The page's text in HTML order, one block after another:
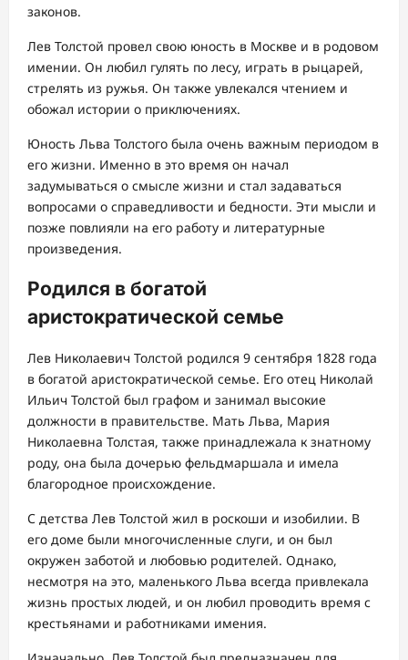
законов.
Лев Толстой провел свою юность в Москве и в родовом
имении. Он любил гулять по лесу, играть в рыцарей,
стрелять из ружья. Он также увлекался чтением и
обожал истории о приключениях.
Юность Льва Толстого была очень важным периодом в
его жизни. Именно в это время он начал
задумываться о смысле жизни и стал задаваться
вопросами о справедливости и бедности. Эти мысли и
позже повлияли на его работу и литературные
произведения.
Родился в богатой
аристократической семье
Лев Николаевич Толстой родился 9 сентября 1828 года
в богатой аристократической семье. Его отец Николай
Ильич Толстой был графом и занимал высокие
должности в правительстве. Мать Льва, Мария
Николаевна Толстая, также принадлежала к знатному
роду, она была дочерью фельдмаршала и имела
благородное происхождение.
С детства Лев Толстой жил в роскоши и изобилии. В
его доме были многочисленные слуги, и он был
окружен заботой и любовью родителей. Однако,
несмотря на это, маленького Льва всегда привлекала
жизнь простых людей, и он любил проводить время с
крестьянами и работниками имения.